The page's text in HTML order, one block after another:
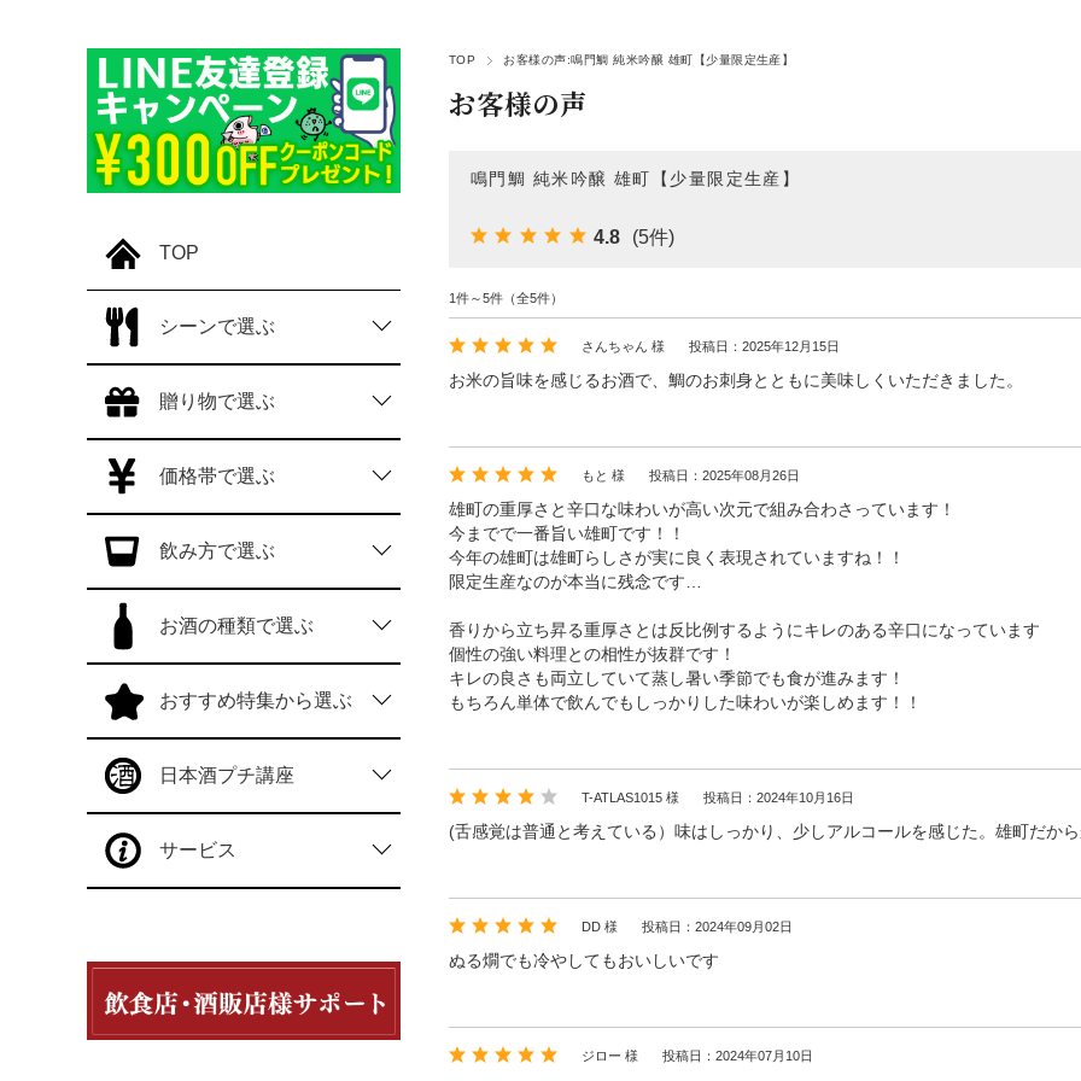
TOP お客様の声:鳴門鯛 純米吟醸 雄町【少量限定生産】
お客様の声
鳴門鯛 純米吟醸 雄町【少量限定生産】
4.8 (5件)
1件～5件（全5件）
さんちゃん 様 投稿日：2025年12月15日
お米の旨味を感じるお酒で、鯛のお刺身とともに美味しくいただきました。
もと 様 投稿日：2025年08月26日
雄町の重厚さと辛口な味わいが高い次元で組み合わさっています！
今までで一番旨い雄町です！！
今年の雄町は雄町らしさが実に良く表現されていますね！！
限定生産なのが本当に残念です…
香りから立ち昇る重厚さとは反比例するようにキレのある辛口になっています
個性の強い料理との相性が抜群です！
キレの良さも両立していて蒸し暑い季節でも食が進みます！
もちろん単体で飲んでもしっかりした味わいが楽しめます！！
T-ATLAS1015 様 投稿日：2024年10月16日
(舌感覚は普通と考えている）味はしっかり、少しアルコールを感じた。雄町だか
DD 様 投稿日：2024年09月02日
ぬる燗でも冷やしてもおいしいです
ジロー 様 投稿日：2024年07月10日
TOP
シーンで選ぶ
贈り物で選ぶ
価格帯で選ぶ
飲み方で選ぶ
お酒の種類で選ぶ
おすすめ特集から選ぶ
日本酒プチ講座
サービス